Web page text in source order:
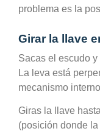
problema es la
Girar la llave
Sacas el escudo
La leva está
mecanismo
Giras la llave
(posición donde